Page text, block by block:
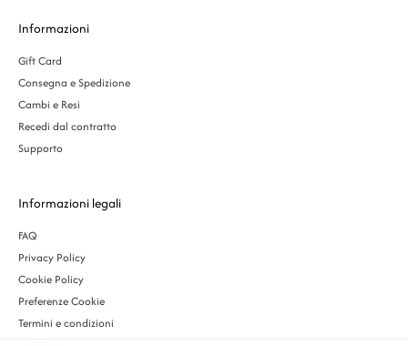
Informazioni
Gift Card
Consegna e Spedizione
Cambi e Resi
Recedi dal contratto
Supporto
Informazioni legali
FAQ
Privacy Policy
Cookie Policy
Preferenze Cookie
Termini e condizioni